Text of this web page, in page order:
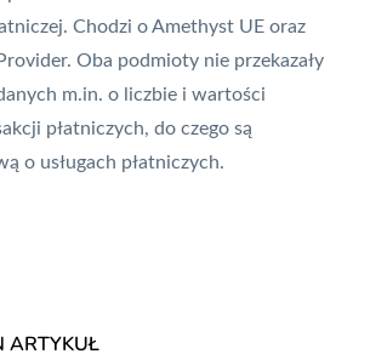
Chodzi o Amethyst UE oraz
Oba podmioty nie przekazały
m.in. o liczbie i wartości
płatniczych, do czego są
o usługach płatniczych.
ARTYKUŁ